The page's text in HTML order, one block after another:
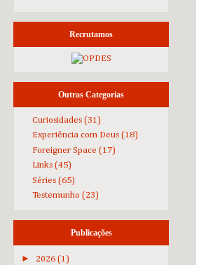
Recrutamos
Outras Categorias
Curiosidades (31)
Experiência com Deus (18)
Foreigner Space (17)
Links (45)
Séries (65)
Testemunho (23)
Publicações
► 2026 (1)